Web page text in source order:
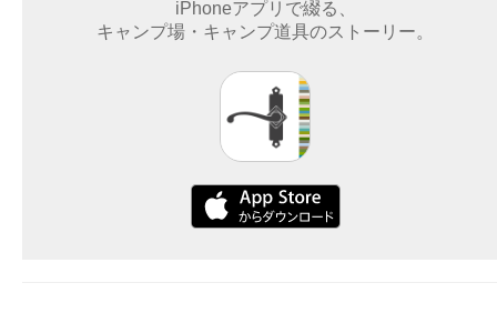
iPhoneアプリで綴る、
キャンプ場・キャンプ道具のストーリー。